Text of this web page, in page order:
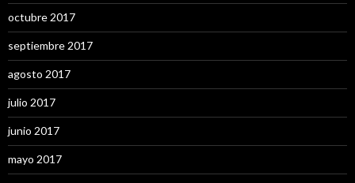
octubre 2017
septiembre 2017
agosto 2017
julio 2017
junio 2017
mayo 2017